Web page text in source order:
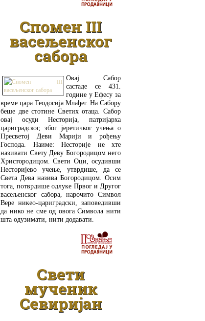
Спомен III
васељенског
сабора
Овај Сабор
састаде се 431.
године у Ефесу за
време цара Теодосија Млађег. На Сабору
беше две стотине Светих отаца. Сабор
овај осуди Несторија, патријарха
цариградског, због јеретичког учења о
Пресветој Деви Марији и рођењу
Господа. Наиме: Несторије не хте
називати Свету Деву Богородицом него
Христородицом. Свети Оци, осудивши
Несторијево учење, утврдише, да се
Света Дева назива Богородицом. Осим
тога, потврдише одлуке Првог и Другог
васељенског сабора, нарочито Символ
Вере никео-цариградски, заповедивши
да нико не сме од овога Символа нити
шта одузимати, нити додавати.
Свети
мученик
Севиријан